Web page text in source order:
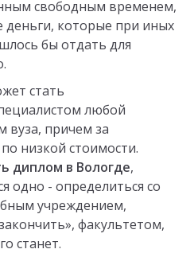
свободным временем,
деньги, которые при иных
бы отдать для
стать
любой
вуза, причем за
низкой стоимости.
диплом в Вологде,
одно - определиться со
учреждением,
факультетом,
станет.